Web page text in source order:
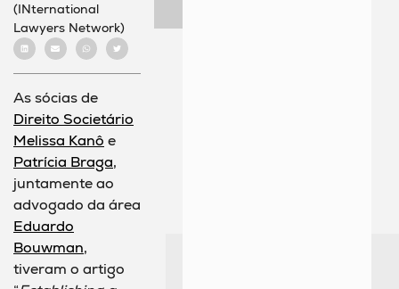
(INternational
Lawyers Network)
As sócias de
Direito Societário
Melissa Kanô e
Patrícia Braga,
juntamente ao
advogado da área
Eduardo
Bouwman,
tiveram o artigo